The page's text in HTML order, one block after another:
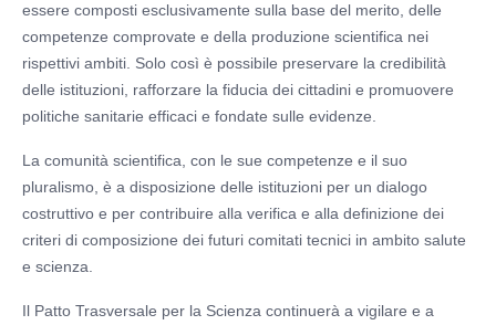
essere composti esclusivamente sulla base del merito, delle
competenze comprovate e della produzione scientifica nei
rispettivi ambiti. Solo così è possibile preservare la credibilità
delle istituzioni, rafforzare la fiducia dei cittadini e promuovere
politiche sanitarie efficaci e fondate sulle evidenze.
La comunità scientifica, con le sue competenze e il suo
pluralismo, è a disposizione delle istituzioni per un dialogo
costruttivo e per contribuire alla verifica e alla definizione dei
criteri di composizione dei futuri comitati tecnici in ambito salute
e scienza.
Il Patto Trasversale per la Scienza continuerà a vigilare e a